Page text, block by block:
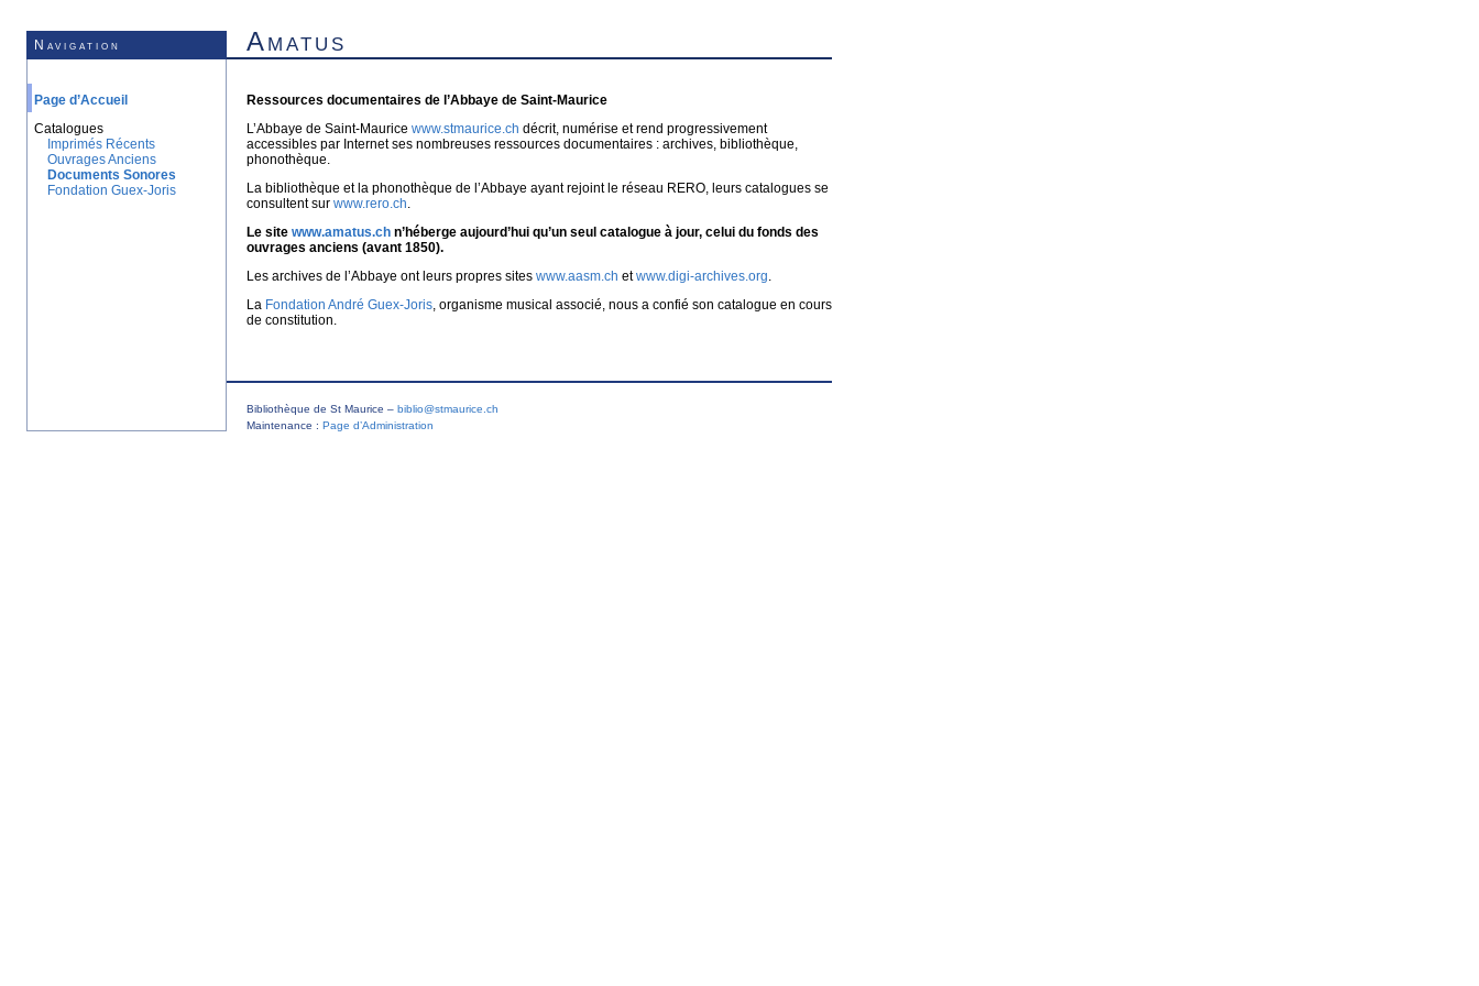
Navigation Amatus
Page d’Accueil
Catalogues
Imprimés Récents
Ouvrages Anciens
Documents Sonores
Fondation Guex-Joris
Ressources documentaires de l’Abbaye de Saint-Maurice
L’Abbaye de Saint-Maurice www.stmaurice.ch décrit, numérise et rend progressivement
accessibles par Internet ses nombreuses ressources documentaires : archives, bibliothèque,
phonothèque.
La bibliothèque et la phonothèque de l’Abbaye ayant rejoint le réseau RERO, leurs catalogues se
consultent sur www.rero.ch.
Le site www.amatus.ch n’héberge aujourd’hui qu’un seul catalogue à jour, celui du fonds des
ouvrages anciens (avant 1850).
Les archives de l’Abbaye ont leurs propres sites www.aasm.ch etwww.digi-archives.org.
La Fondation André Guex-Joris, organisme musical associé, nous a confié son catalogue en cours
de constitution.
Bibliothèque de St Maurice – biblio@stmaurice.ch
Maintenance : Page d’Administration